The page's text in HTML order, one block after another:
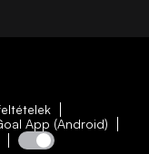
App (Android)